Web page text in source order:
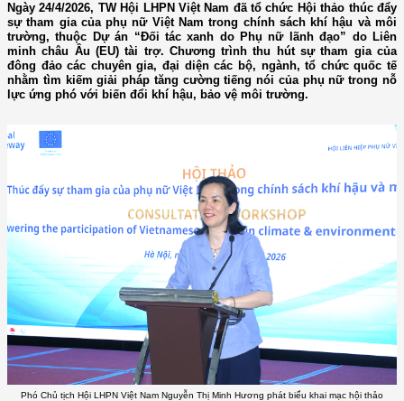
Ngày 24/4/2026, TW Hội LHPN Việt Nam đã tổ chức Hội thảo thúc đẩy
sự tham gia của phụ nữ Việt Nam trong chính sách khí hậu và môi
trường, thuộc Dự án “Đối tác xanh do Phụ nữ lãnh đạo” do Liên
minh châu Âu (EU) tài trợ. Chương trình thu hút sự tham gia của
đông đảo các chuyên gia, đại diện các bộ, ngành, tổ chức quốc tế
nhằm tìm kiếm giải pháp tăng cường tiếng nói của phụ nữ trong nỗ
lực ứng phó với biến đổi khí hậu, bảo vệ môi trường.
Phó Chủ tịch Hội LHPN Việt Nam Nguyễn Thị Minh Hương phát biểu khai mạc hội thảo